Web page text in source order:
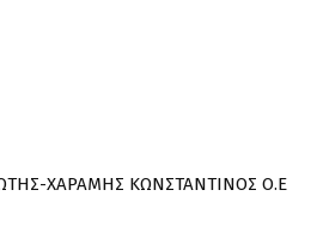
ΧΑΡΑΜΗΣ ΚΩΝΣΤΑΝΤΙΝΟΣ Ο.Ε